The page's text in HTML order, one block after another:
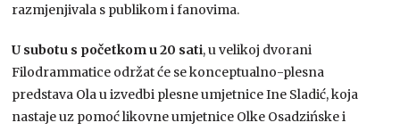
razmjenjivala s publikom i fanovima.
U subotu s početkom u 20 sati, u velikoj dvorani
Filodrammatice održat će se konceptualno-plesna
predstava Ola u izvedbi plesne umjetnice Ine Sladić, koja
nastaje uz pomoć likovne umjetnice Olke Osadzińske i